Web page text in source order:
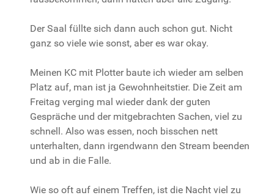
Der Saal füllte sich dann auch schon gut. Nicht
ganz so viele wie sonst, aber es war okay.
Meinen KC mit Plotter baute ich wieder am selben
Platz auf, man ist ja Gewohnheitstier. Die Zeit am
Freitag verging mal wieder dank der guten
Gespräche und der mitgebrachten Sachen, viel zu
schnell. Also was essen, noch bisschen nett
unterhalten, dann irgendwann den Stream beenden
und ab in die Falle.
Wie so oft auf einem Treffen, ist die Nacht viel zu